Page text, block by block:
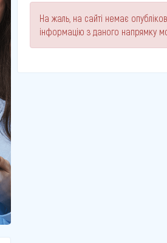
На жаль, на сайті немає
інформацію з даного напрямку